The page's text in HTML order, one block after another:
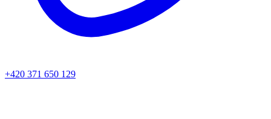
+420 371 650 129